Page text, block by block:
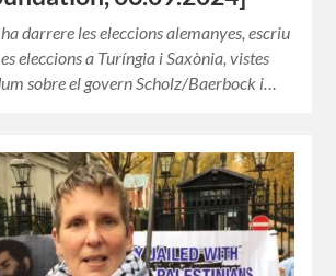
darrere les eleccions alemanyes, escriu
eleccions a Turíngia i Saxònia, vistes
sobre el govern Scholz/Baerbock i…